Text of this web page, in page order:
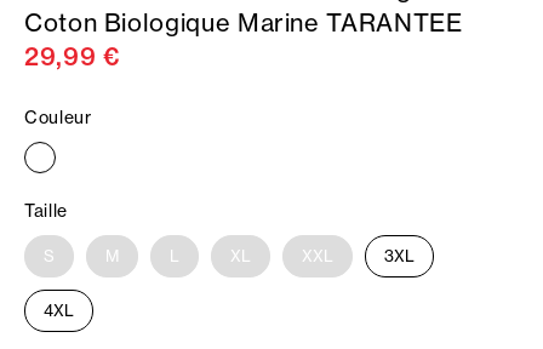
Coton Biologique Marine TARANTEE
29,99 €
Couleur
Taille
S M L XL XXL 3XL
4XL